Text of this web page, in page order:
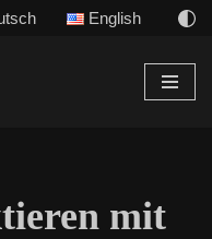
English
mit